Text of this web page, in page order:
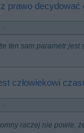
prawo decydować
ten sam parametr
człowiekowi
raczej nie powie,